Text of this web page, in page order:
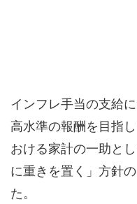
インフレ手当の支給
高水準の報酬を目指
おける家計の一助と
に重きを置く」方針
た。